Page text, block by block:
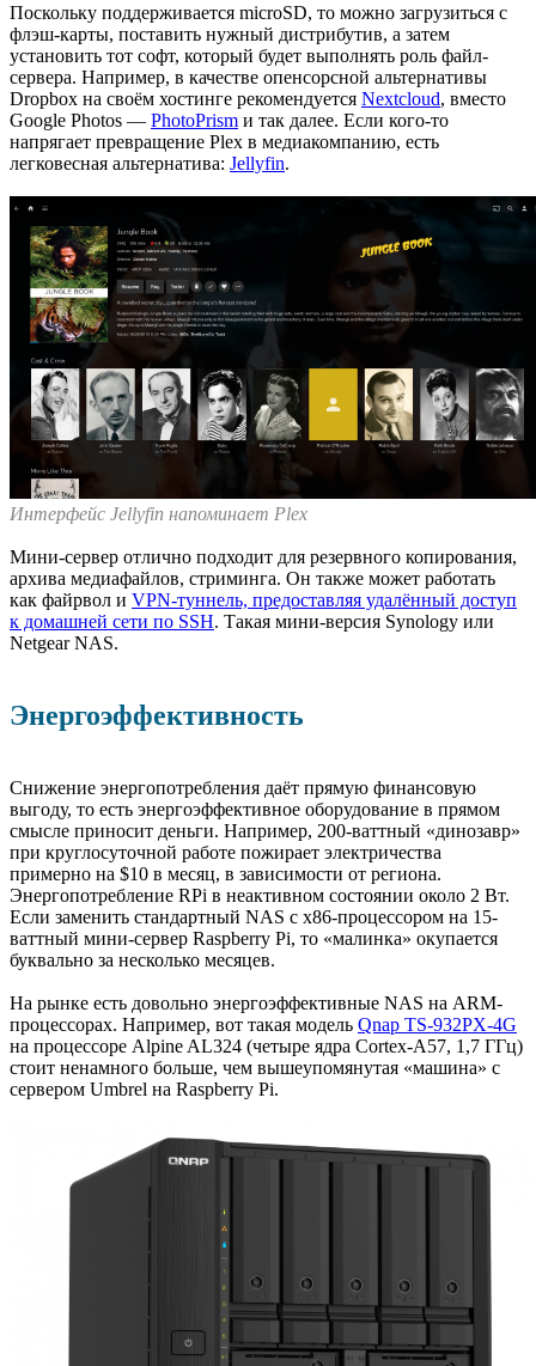
Поскольку поддерживается microSD, то можно загрузиться с
флэш-карты, поставить нужный дистрибутив, а затем
установить тот софт, который будет выполнять роль файл-
сервера. Например, в качестве опенсорсной альтернативы
Dropbox на своём хостинге рекомендуется Nextcloud, вместо
Google Photos — PhotoPrism и так далее. Если кого-то
напрягает превращение Plex в медиакомпанию, есть
легковесная альтернатива: Jellyfin.
Интерфейс Jellyfin напоминает Plex
Мини-сервер отлично подходит для резервного копирования,
архива медиафайлов, стриминга. Он также может работать
как файрвол и VPN-туннель, предоставляя удалённый доступ
к домашней сети по SSH. Такая мини-версия Synology или
Netgear NAS.
Энергоэффективность
Снижение энергопотребления даёт прямую финансовую
выгоду, то есть энергоэффективное оборудование в прямом
смысле приносит деньги. Например, 200-ваттный «динозавр»
при круглосуточной работе пожирает электричества
примерно на $10 в месяц, в зависимости от региона.
Энергопотребление RPi в неактивном состоянии около 2 Вт.
Если заменить стандартный NAS с x86-процессором на 15-
ваттный мини-сервер Raspberry Pi, то «малинка» окупается
буквально за несколько месяцев.
На рынке есть довольно энергоэффективные NAS на ARM-
процессорах. Например, вот такая модель Qnap TS-932PX-4G
на процессоре Alpine AL324 (четыре ядра Cortex-A57, 1,7 ГГц)
стоит ненамного больше, чем вышеупомянутая «машина» с
сервером Umbrel на Raspberry Pi.